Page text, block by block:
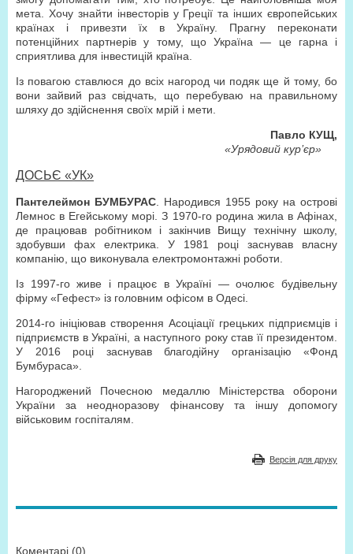
мета. Хочу знайти інвесторів у Греції та інших європейських
країнах і привезти їх в Україну. Прагну переконати
потенційних партнерів у тому, що Україна — це гарна і
сприятлива для інвестицій країна.
Із повагою ставлюся до всіх нагород чи подяк ще й тому, бо
вони зайвий раз свідчать, що перебуваю на правильному
шляху до здійснення своїх мрій і мети.
Павло КУЩ,
«Урядовий кур’єр»
ДОСЬЄ «УК»
Пантелеймон БУМБУРАС . Народився 1955 року на острові
Лемнос в Егейському морі. З 1970-го родина жила в Афінах,
де працював робітником і закінчив Вищу технічну школу,
здобувши фах електрика. У 1981 році заснував власну
компанію, що виконувала електромонтажні роботи.
Із 1997-го живе і працює в Україні — очолює будівельну
фірму «Гефест» із головним офісом в Одесі.
2014-го ініціював створення Асоціації грецьких підприємців і
підприємств в Україні, а наступного року став її президентом.
У 2016 році заснував благодійну організацію «Фонд
Бумбураса».
Нагороджений Почесною медаллю Міністерства оборони
України за неодноразову фінансову та іншу допомогу
військовим госпіталям.
Версія для друку
Коментарі (0)